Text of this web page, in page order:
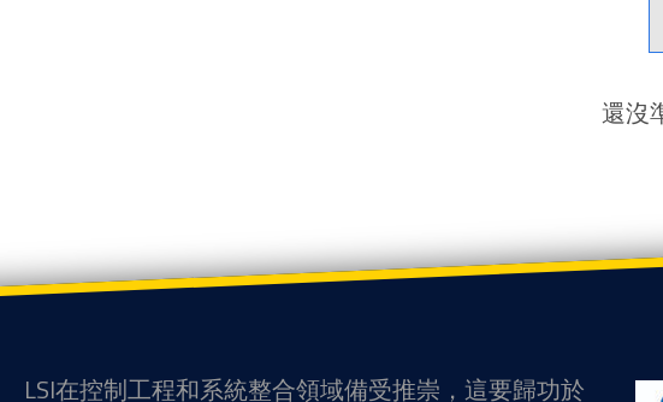
還沒
LSI在控制工程和系統整合領域備受推崇，這要歸功於